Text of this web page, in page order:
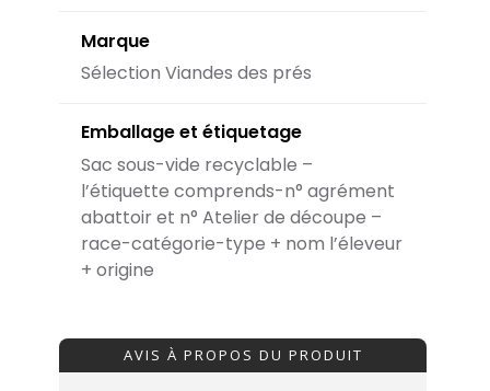
Marque
Sélection Viandes des prés
Emballage et étiquetage
Sac sous-vide recyclable –
l’étiquette comprends-n° agrément
abattoir et n° Atelier de découpe –
race-catégorie-type + nom l’éleveur
+ origine
AVIS À PROPOS DU PRODUIT